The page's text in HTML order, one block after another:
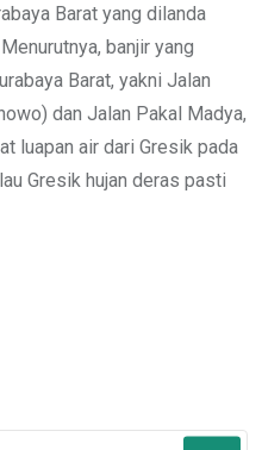
Barat yang dilanda
banjir yang
Barat, yakni Jalan
dan Jalan Pakal Madya,
luapan air dari Gresik pada
Gresik hujan deras pasti